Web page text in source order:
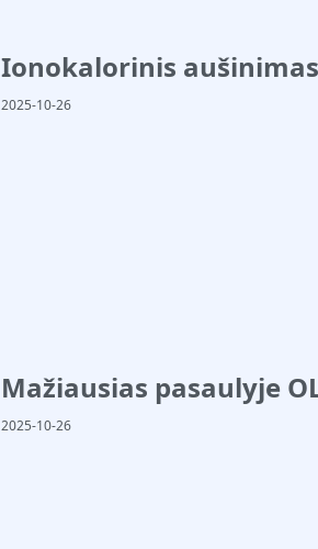
Ionokalorinis
2025-10-26
Mažiausias pasaulyje
2025-10-26